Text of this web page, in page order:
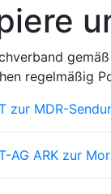
regelmäßig
zur MDR-
AG ARK zur